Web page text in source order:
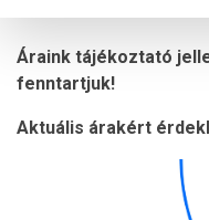
Áraink tájékoztató
fenntartjuk!
Aktuális árakért